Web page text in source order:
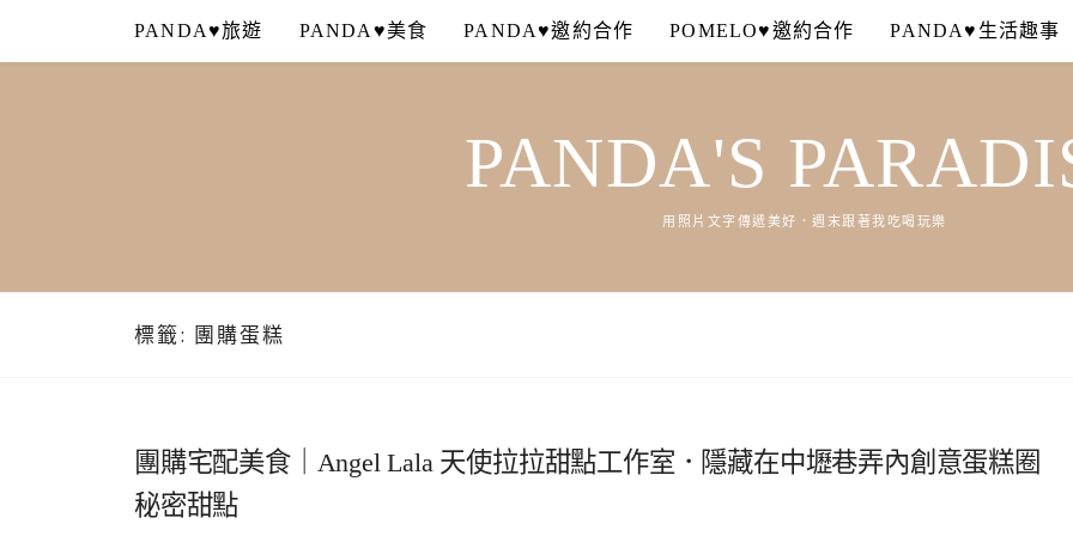
content
PANDA♥旅遊 PANDA♥美食 PANDA♥邀約合作 POMELO♥邀約合作 PANDA♥生活趣事
PANDA'S
用照片文字傳遞美好．週末跟著我吃喝玩樂
標籤: 團購蛋糕
團購宅配美食｜Angel Lala 天使拉拉甜點工作室．隱藏在中壢巷弄內創意蛋糕圈
秘密甜點